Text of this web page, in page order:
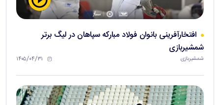
افتخارآفرینی بانوان فولاد مبارکه سپاهان در لیگ برتر
شمشیربازی
شمشیربازی ۱۴۰۵/۰۴/۳۱